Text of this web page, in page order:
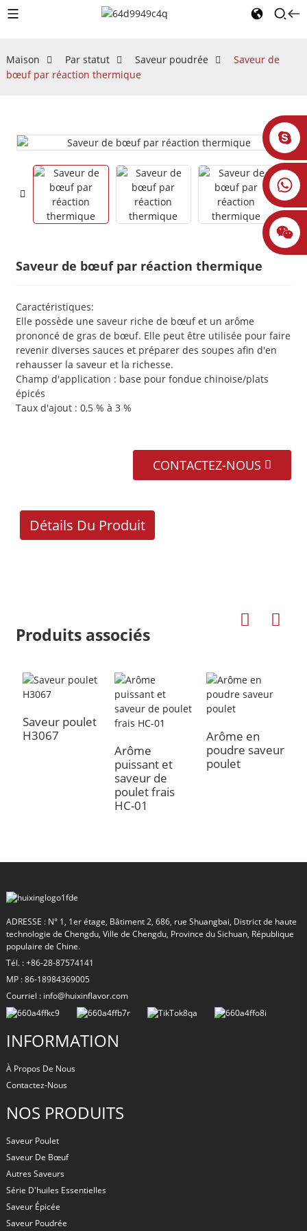
Maison Par statut Saveur poudrée
Saveur de
bœuf par réaction thermique
Saveur de bœuf par réaction thermique
Caractéristiques:
Elle possède une saveur riche de bœuf et un arôme
prononcé de gras de bœuf. Elle peut être utilisée pour faire
revenir diverses sauces et préparer des soupes afin d'en
rehausser la saveur et la richesse.
Champ d'application : base pour fondue chinoise/plats
épicés
Taux d'ajout : 0,5 % à 3 %
CONTACTEZ-NOUS
Détails Du Produit
Produits associés
Saveur poulet
H3067
Arôme
puissant et
saveur de
poulet frais
HC-01
Arôme en
poudre saveur
poulet
ADRESSE : N° 1, 1er étage, Bâtiment 2, 686, rue Shuangbai, District de haute
technologie de Chengdu, Ville de Chengdu, Province du Sichuan, République
populaire de Chine.
Tél. : +86-28-87574141
MP : 86-18984369005
Courriel : info@huixinflavor.com
INFORMATION
À Propos De Nous
Contactez-Nous
NOS PRODUITS
Saveur Poulet
Saveur De Bœuf
Autres Saveurs
Série D'huiles Essentielles
Saveur Épicée
Saveur Poudrée